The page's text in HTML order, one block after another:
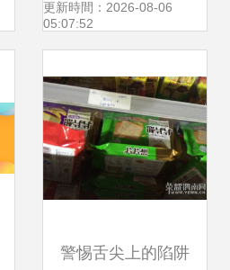
的品牌敘事
更新時間：2026-08-06
05:07:52
警惕舌尖上的陷阱